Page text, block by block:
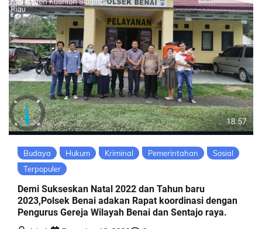
Budaya Hukum Kriminal Pemerintahan
Sosial
Terpopuler
Demi Sukseskan Natal 2022 dan Tahun baru
2023,Polsek Benai adakan Rapat koordinasi dengan
Pengurus Gereja Wilayah Benai dan Sentajo raya.